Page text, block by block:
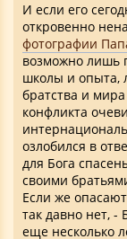
И если его
откровенно
фотографии
возможно лишь
школы и опыта,
братства и
конфликта
озлобился в
для Бога
своими
Если же
так давно нет,
еще несколько